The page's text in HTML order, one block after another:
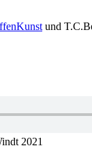
und
2021